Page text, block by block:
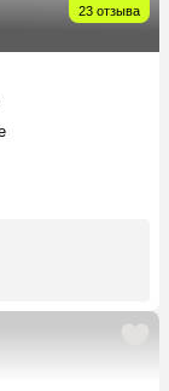
23 отзыва